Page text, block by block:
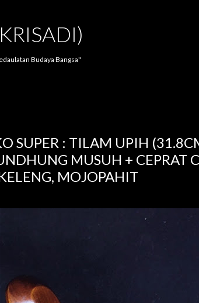
Budaya Bangsa"
SUPER : TILAM UPIH
MUSUH + CEPRAT
MOJOPAHIT